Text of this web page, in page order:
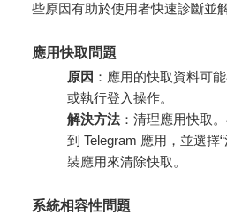
些原因有助於使用者快速診斷並
應用快取問題
原因 ：應用的快取資料可
或執行登入操作。
解決方法：清理應用快取
到 Telegram 應用，並選擇
裝應用來清除快取。
系統相容性問題